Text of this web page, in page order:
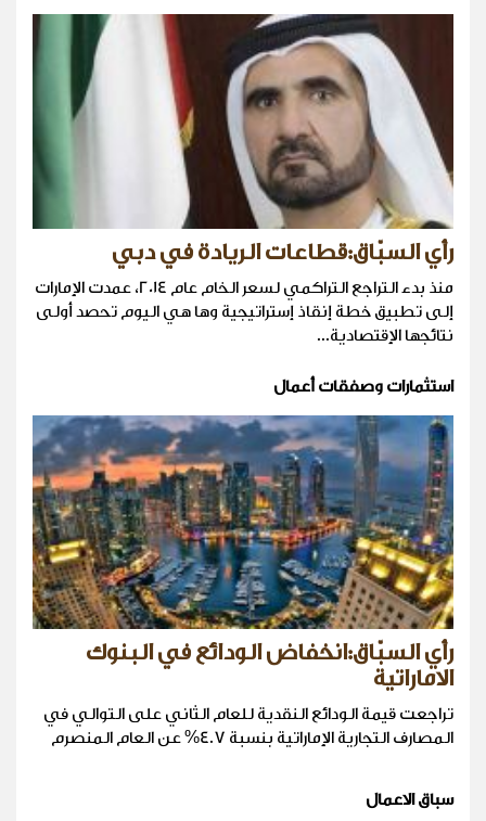
رأي السبّاق:قطاعات الريادة في دبي
منذ بدء التراجع التراكمي لسعر الخام عام 2014، عمدت الإمارات
إلى تطبيق خطة إنقاذ إستراتيجية وها هي اليوم تحصد أولى
نتائجها الإقتصادية...
استثمارات وصفقات أعمال
رأي السبّاق:انخفاض الودائع في البنوك
الاماراتية
تراجعت قيمة الودائع النقدية للعام الثاني على التوالي في
المصارف التجارية الإماراتية بنسبة 4.7% عن العام المنصرم
سباق الاعمال